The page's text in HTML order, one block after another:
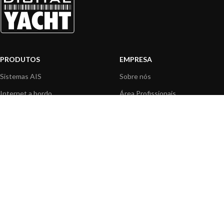
PRODUTOS
Sistemas AIS
Internet a bordo
EMPRESA
Sobre nós
Área Profissionais